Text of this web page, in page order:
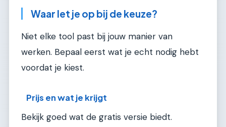
Waar let je op bij de keuze?
Niet elke tool past bij jouw manier van
werken. Bepaal eerst wat je echt nodig hebt
voordat je kiest.
Prijs en wat je krijgt
Bekijk goed wat de gratis versie biedt.